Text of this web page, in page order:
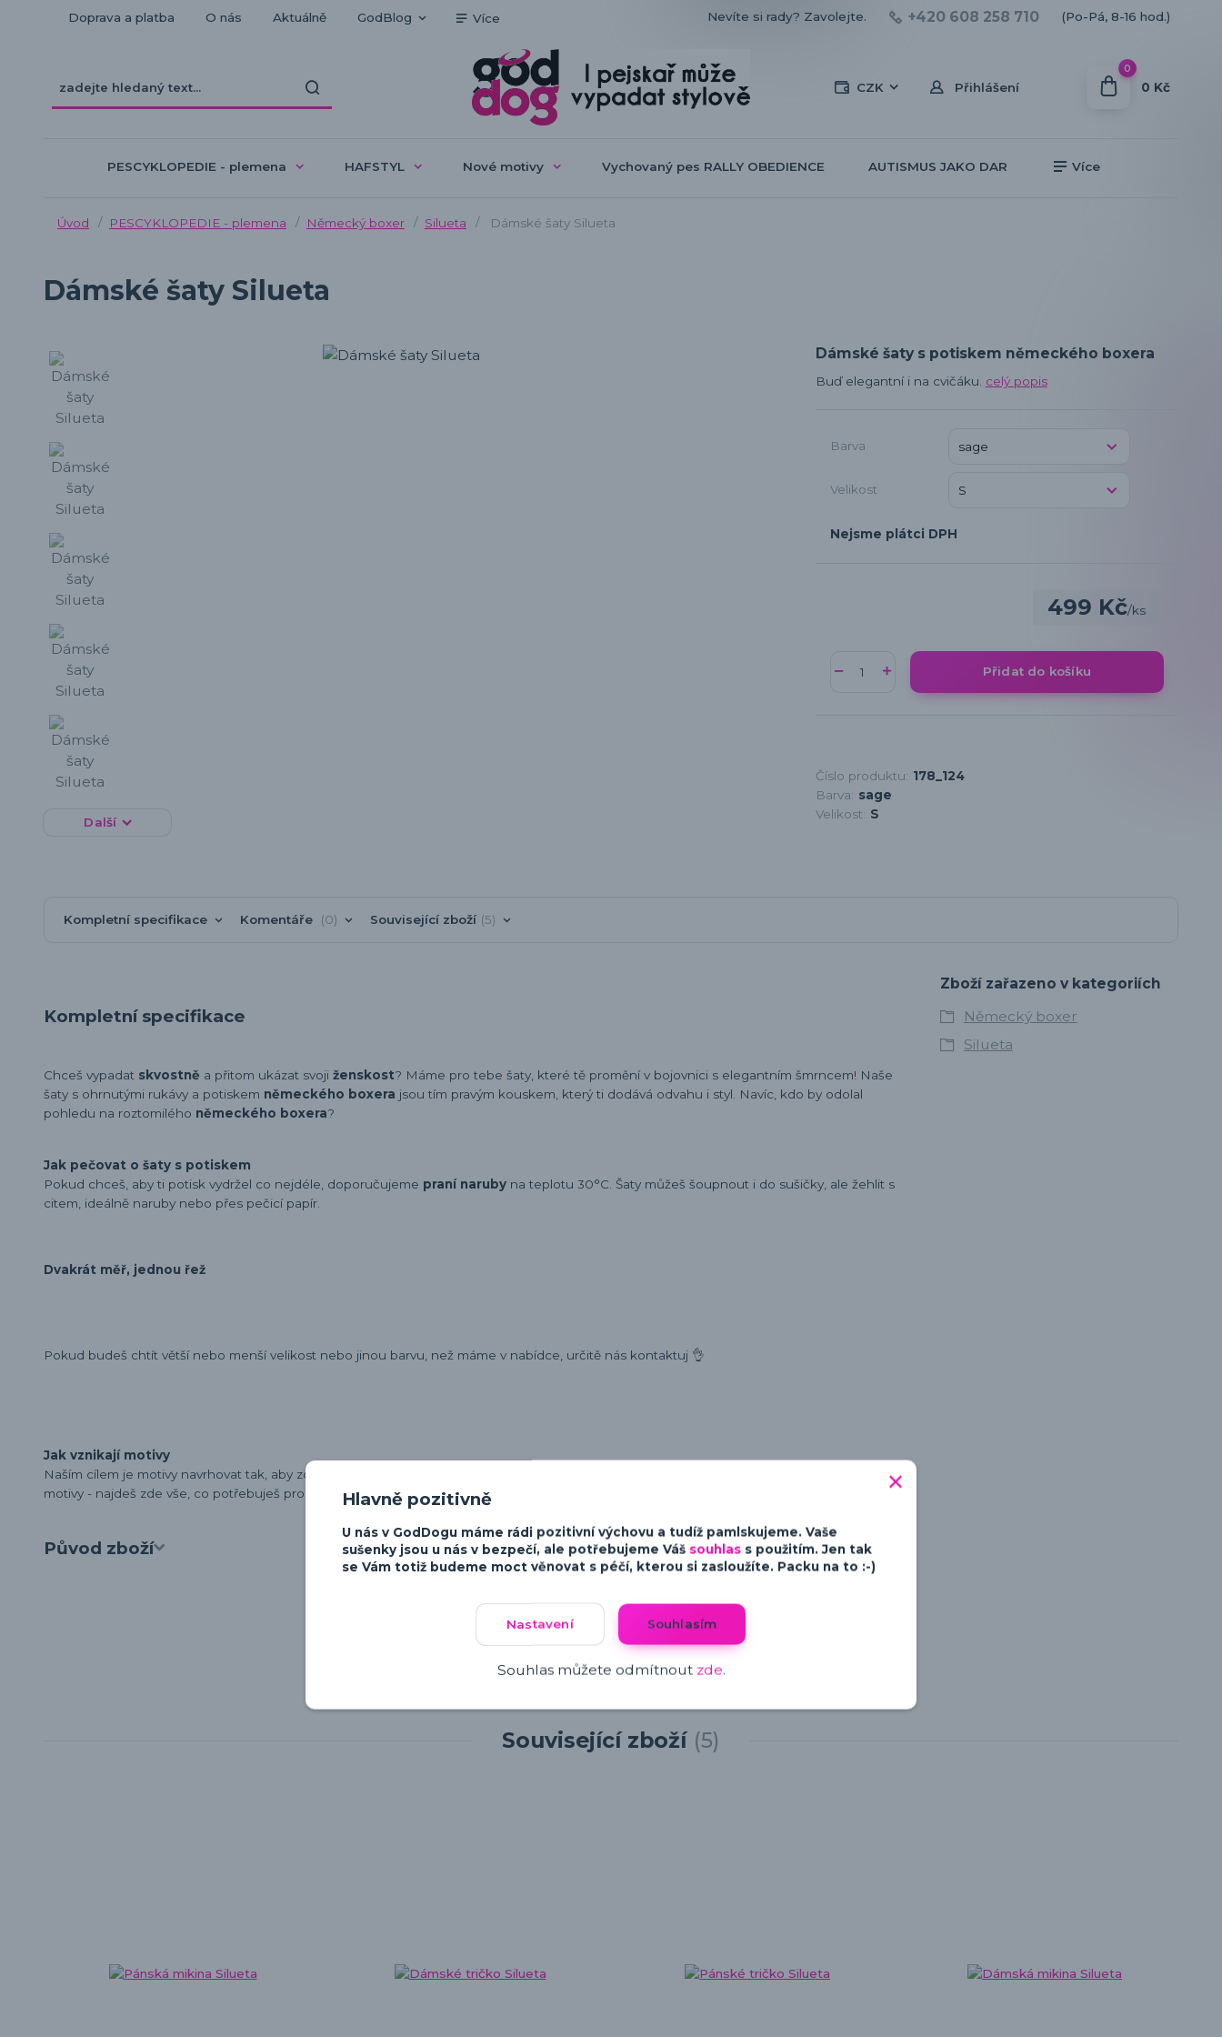
Doprava a platba O nás Aktuálně GodBlog Více
CZK Přihlášení
Nevíte si rady? Zavolejte. +420 608 258 710 (Po-Pá, 8-16 hod.)
0
0 Kč
PESCYKLOPEDIE - plemena HAFSTYL Nové motivy Vychovaný pes RALLY OBEDIENCE AUTISMUS JAKO DAR Více
Úvod PESCYKLOPEDIE - plemena Německý boxer Silueta Dámské šaty Silueta
Dámské šaty Silueta
Další
Dámské šaty s potiskem německého boxera
Buď elegantní i na cvičáku. celý popis
Barva
Velikost
Nejsme plátci DPH
499 Kč/ks
Přidat do košíku
Číslo produktu: 178_124
Barva: sage
Velikost: S
Kompletní specifikace Komentáře 0 Související zboží 5
Kompletní specifikace
Chceš vypadat skvostně a přitom ukázat svoji ženskost? Máme pro tebe šaty, které tě promění v bojovnici s elegantním šmrncem! Naše
šaty s ohrnutými rukávy a potiskem německého boxera jsou tím pravým kouskem, který ti dodává odvahu i styl. Navíc, kdo by odolal
pohledu na roztomilého německého boxera?
Jak pečovat o šaty s potiskem
Pokud chceš, aby ti potisk vydržel co nejdéle, doporučujeme praní naruby na teplotu 30°C. Šaty můžeš šoupnout i do sušičky, ale žehlit s
citem, ideálně naruby nebo přes pečicí papír.
Dvakrát měř, jednou řež
Pokud budeš chtít větší nebo menší velikost nebo jinou barvu, než máme v nabídce, určitě nás kontaktuj 👌
Jak vznikají motivy
Naším cílem je motivy navrhovat tak, aby zdůraznily osobnost a charakter psů. Od minimalistických a moderních designů po vtipné a hravé
motivy - najdeš zde vše, co potřebuješ pro vyjádření své lásky ke psům.
Původ zboží
Zboží zařazeno v kategoriích
Německý boxer
Silueta
Související zboží 5
Hlavně pozitivně
U nás v GodDogu máme rádi pozitivní výchovu a tudíž pamlskujeme. Vaše
sušenky jsou u nás v bezpečí, ale potřebujeme Váš souhlas s použitím. Jen tak
se Vám totiž budeme moct věnovat s péčí, kterou si zasloužíte. Packu na to :-)
Nastavení Souhlasím
Souhlas můžete odmítnout zde.